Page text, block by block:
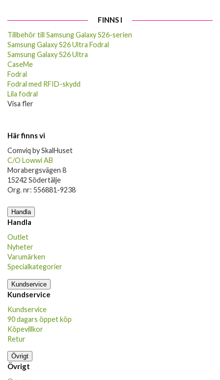
FINNS I
Tillbehör till Samsung Galaxy S26-serien
Samsung Galaxy S26 Ultra Fodral
Samsung Galaxy S26 Ultra
CaseMe
Fodral
Fodral med RFID-skydd
Lila fodral
Visa fler
Här finns vi
Comviq by SkalHuset
C/O Lowwi AB
Morabergsvägen 8
15242 Södertälje
Org. nr: 556881-9238
Handla
Handla
Outlet
Nyheter
Varumärken
Specialkategorier
Kundservice
Kundservice
Kundservice
90 dagars öppet köp
Köpevillkor
Retur
Övrigt
Övrigt